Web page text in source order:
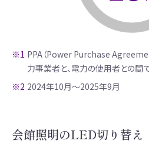
※1 PPA（Power Purchase
力事業者と、電力の使用者との間
※2 2024年10月～2025年9月
会館照明のLED切り替え